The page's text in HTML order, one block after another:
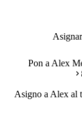
Pon a Alex
Asigno a Alex al